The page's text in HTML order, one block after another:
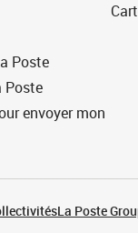
Poste
Poste
envoyer mon
La Poste